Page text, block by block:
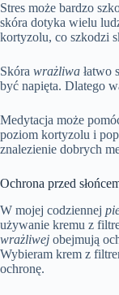
Stres może bardzo
skóra dotyka wielu
kortyzolu, co szkodzi
Skóra wrażliwa łatwo
być napięta. Dlatego
Medytacja może
poziom kortyzolu i
znalezienie dobrych
Ochrona przed
W mojej codziennej
używanie kremu z
wrażliwej obejmują
Wybieram krem z
ochronę.